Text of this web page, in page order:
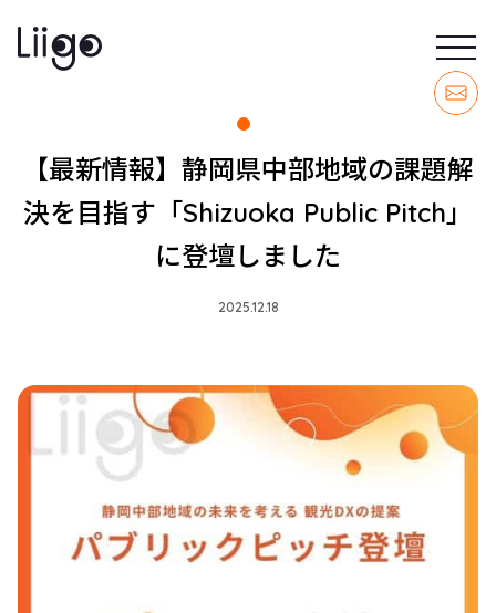
【最新情報】静岡県中部地域の課題解
決を目指す「Shizuoka Public Pitch」
に登壇しました
2025.12.18